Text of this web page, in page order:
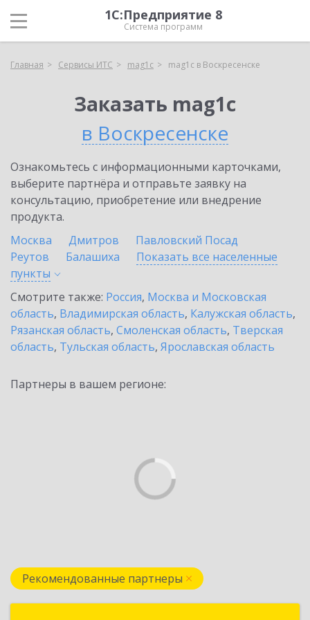
1С:Предприятие 8
Система программ
Главная Сервисы ИТС mag1c mag1c в Воскресенске
Заказать mag1c
в Воскресенске
Ознакомьтесь с информационными карточками,
выберите партнёра и отправьте заявку на
консультацию, приобретение или внедрение
продукта.
Москва
Дмитров
Павловский Посад
Реутов
Балашиха
Показать все населенные
пункты
Смотрите также: Россия, Москва и Московская
область, Владимирская область, Калужская область,
Рязанская область, Смоленская область, Тверская
область, Тульская область, Ярославская область
Партнеры в вашем регионе:
Рекомендованные партнеры